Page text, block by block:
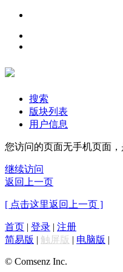
搜索
版块列表
用户信息
您访问的页面无手机页面
继续访问
返回上一页
[ 点击这里返回上一页 ]
首页 | 登录 | 注册
简易版 | 触屏版 | 电脑版 |
© Comsenz Inc.